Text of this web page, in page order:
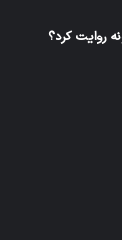
روایت کرد؟